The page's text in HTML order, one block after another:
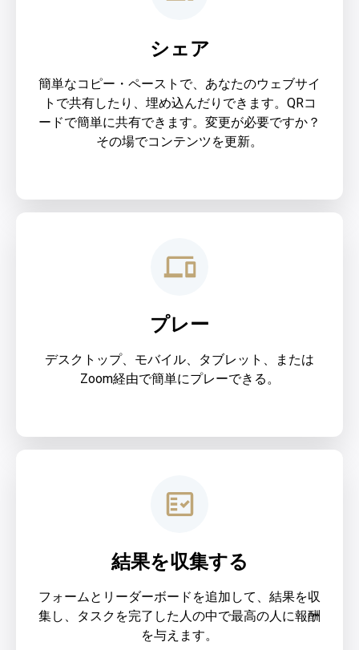
シェア
簡単なコピー・ペーストで、あなたのウェブサイ
トで共有したり、埋め込んだりできます。QRコ
ードで簡単に共有できます。変更が必要ですか？
その場でコンテンツを更新。
プレー
デスクトップ、モバイル、タブレット、または
Zoom経由で簡単にプレーできる。
結果を収集する
フォームとリーダーボードを追加して、結果を収
集し、タスクを完了した人の中で最高の人に報酬
を与えます。